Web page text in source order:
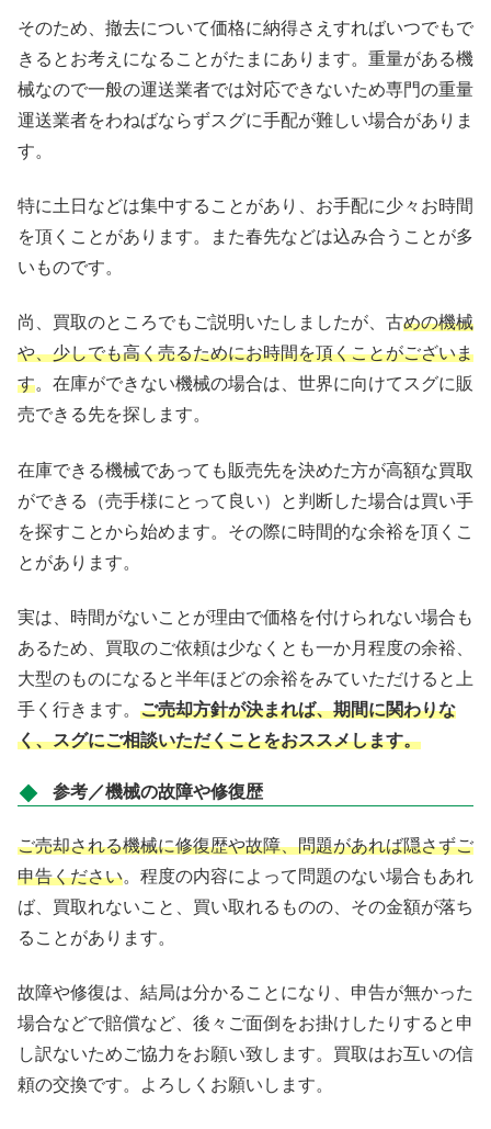
そのため、撤去について価格に納得さえすればいつでもで
きるとお考えになることがたまにあります。重量がある機
械なので一般の運送業者では対応できないため専門の重量
運送業者をわねばならずスグに手配が難しい場合がありま
す。
特に土日などは集中することがあり、お手配に少々お時間
を頂くことがあります。また春先などは込み合うことが多
いものです。
尚、買取のところでもご説明いたしましたが、古めの機械
や、少しでも高く売るためにお時間を頂くことがございま
す。在庫ができない機械の場合は、世界に向けてスグに販
売できる先を探します。
在庫できる機械であっても販売先を決めた方が高額な買取
ができる（売手様にとって良い）と判断した場合は買い手
を探すことから始めます。その際に時間的な余裕を頂くこ
とがあります。
実は、時間がないことが理由で価格を付けられない場合も
あるため、買取のご依頼は少なくとも一か月程度の余裕、
大型のものになると半年ほどの余裕をみていただけると上
手く行きます。 ご売却方針が決まれば、期間に関わりな
く、スグにご相談いただくことをおススメします。
参考／機械の故障や修復歴
ご売却される機械に修復歴や故障、問題があれば隠さずご
申告ください。程度の内容によって問題のない場合もあれ
ば、買取れないこと、買い取れるものの、その金額が落ち
ることがあります。
故障や修復は、結局は分かることになり、申告が無かった
場合などで賠償など、後々ご面倒をお掛けしたりすると申
し訳ないためご協力をお願い致します。買取はお互いの信
頼の交換です。よろしくお願いします。